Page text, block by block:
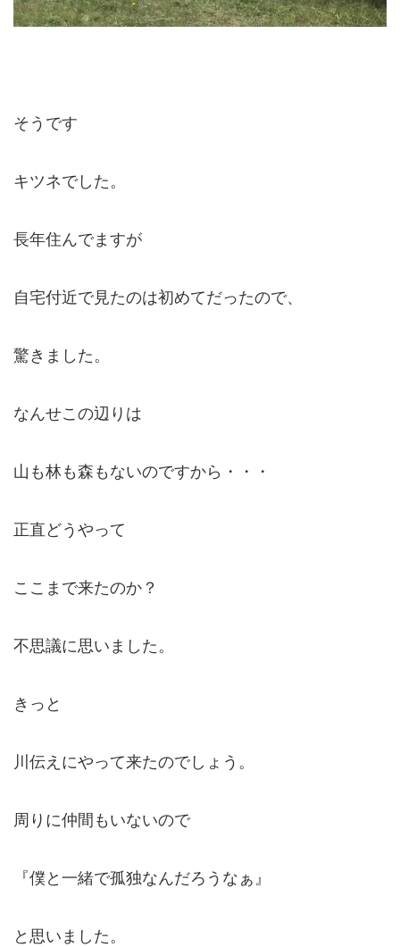
そうです
キツネでした。
長年住んでますが
自宅付近で見たのは初めてだったので、
驚きました。
なんせこの辺りは
山も林も森もないのですから・・・
正直どうやって
ここまで来たのか？
不思議に思いました。
きっと
川伝えにやって来たのでしょう。
周りに仲間もいないので
『僕と一緒で孤独なんだろうなぁ』
と思いました。